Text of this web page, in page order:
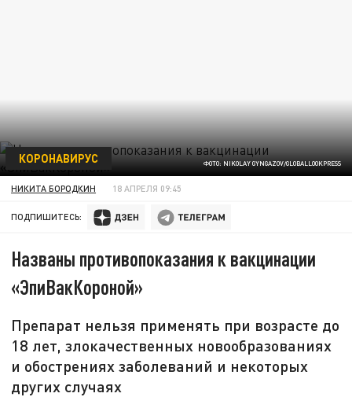
ФОТО: NIKOLAY GYNGAZOV/GLOBALLOOKPRESS
КОРОНАВИРУС
НИКИТА БОРОДКИН 18 АПРЕЛЯ 09:45
ПОДПИШИТЕСЬ:
Названы противопоказания к вакцинации
«ЭпиВакКороной»
Препарат нельзя применять при возрасте до
18 лет, злокачественных новообразованиях
и обострениях заболеваний и некоторых
других случаях